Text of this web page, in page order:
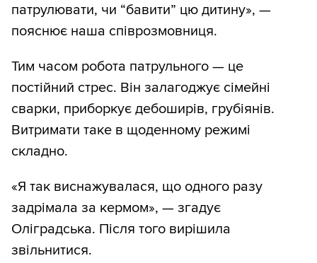
патрулювати, чи “бавити” цю дитину», —
пояснює наша співрозмовниця.
Тим часом робота патрульного — це
постійний стрес. Він залагоджує сімейні
сварки, приборкує дебоширів, грубіянів.
Витримати таке в щоденному режимі
складно.
«Я так виснажувалася, що одного разу
задрімала за кермом», — згадує
Оліградська. Після того вирішила
звільнитися.